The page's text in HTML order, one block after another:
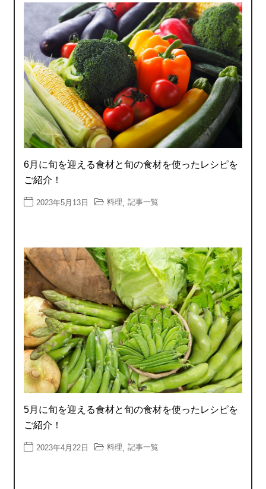
6月に旬を迎える食材と旬の食材を使ったレシピを
ご紹介！
2023年5月13日 料理, 記事一覧
5月に旬を迎える食材と旬の食材を使ったレシピを
ご紹介！
2023年4月22日 料理, 記事一覧